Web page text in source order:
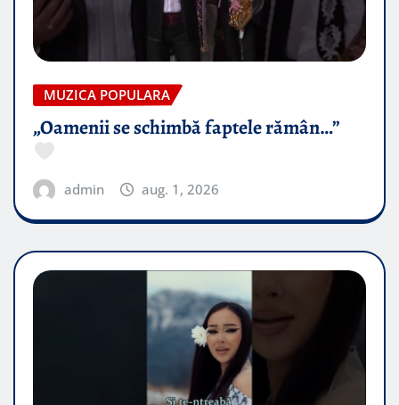
MUZICA POPULARA
„Oamenii se schimbă faptele rămân…”
admin aug. 1, 2026